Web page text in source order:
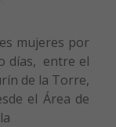
mujeres por
días, entre el
de la Torre,
el Área de